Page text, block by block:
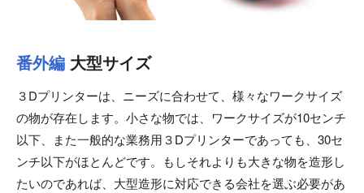
番外編 大型サイズ
３Dプリンターは、ニーズに合わせて、様々なワークサイズ
の物が存在します。小さな物では、ワークサイズが10センチ
以下、また一般的な業務用３Dプリンターであっても、30セ
ンチ以下がほとんどです。もしそれよりも大きな物を造形し
たいのであれば、大型造形に対応できる会社を選ぶ必要があ